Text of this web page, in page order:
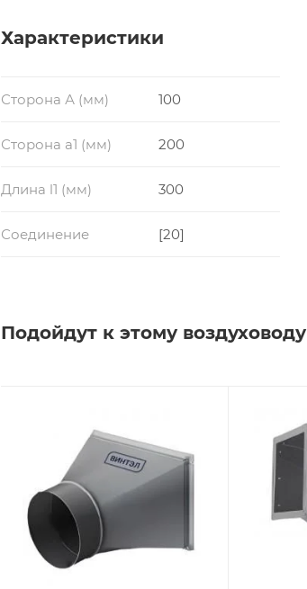
Характеристики
Сторона А (мм) 100
Сторона a1 (мм) 200
Длина l1 (мм) 300
Соединение [20]
Подойдут к этому воздуховоду